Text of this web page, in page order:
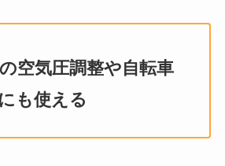
空気圧調整や自転車
も使える